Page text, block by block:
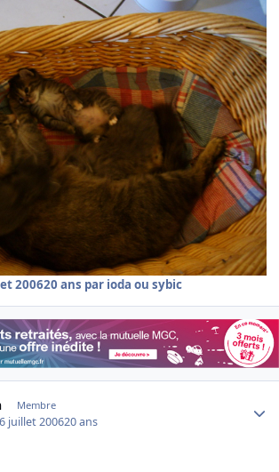
200620 ans par ioda ou sybic
Membre
juillet 200620 ans